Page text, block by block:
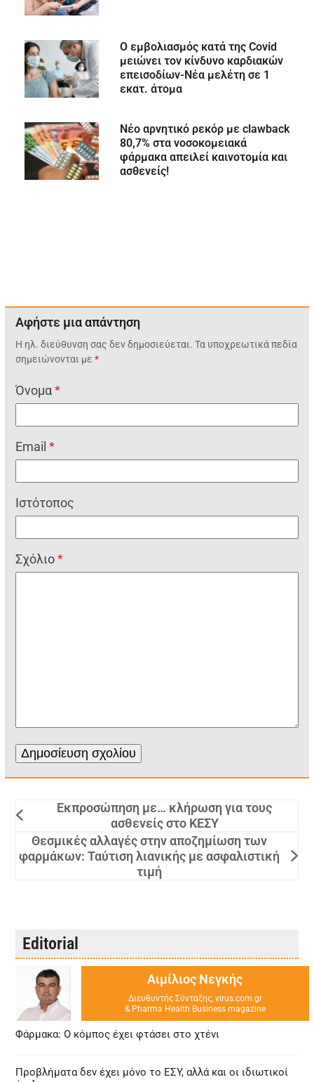
Ο εμβολιασμός κατά της Covid
μειώνει τον κίνδυνο καρδιακών
επεισοδίων-Νέα μελέτη σε 1
εκατ. άτομα
Νέο αρνητικό ρεκόρ με clawback
80,7% στα νοσοκομειακά
φάρμακα απειλεί καινοτομία και
ασθενείς!
Αφήστε μια απάντηση
Η ηλ. διεύθυνση σας δεν δημοσιεύεται. Τα υποχρεωτικά πεδία
σημειώνονται με*
Όνομα*
Email*
Ιστότοπος
Σχόλιο*
Εκπροσώπηση με… κλήρωση για τους
ασθενείς στο ΚΕΣΥ
Θεσμικές αλλαγές στην αποζημίωση των
φαρμάκων: Ταύτιση λιανικής με ασφαλιστική
τιμή
Editorial
Αιμίλιος Νεγκής
Διευθυντής Σύνταξης, virus.com.gr
& Pharma Health Business magazine
Φάρμακα: Ο κόμπος έχει φτάσει στο χτένι
Προβλήματα δεν έχει μόνο το ΕΣΥ, αλλά και οι ιδιωτικοί